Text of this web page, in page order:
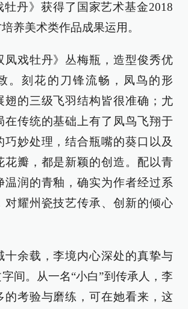
牡丹》获得了国家艺术基金2018
养美术类作品成果运用。
凤戏牡丹》丛梅瓶，造型俊秀优
。刻花的刀锋流畅，凤鸟的形
翅的三级飞羽结构皆很准确；尤
在传统的基础上有了凤鸟飞翔于
巧妙处理，结合瓶嘴的葵口以及
花瓣，都是新颖的创造。配以青
温润的青釉，确实为作者经过系
对耀州瓷技艺传承、创新的倾心
十余载，李境内心深处的真挚与
间。从一名“小白”到传承人，李
的考验与磨练，可在她看来，这